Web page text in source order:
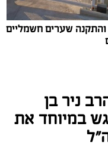
והתקנה שערים חשמליים
ניר בן
במיוחד את